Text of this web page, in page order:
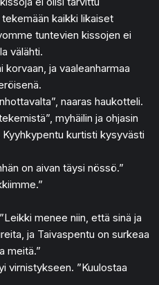
kaikki likaiset
tuntevien kissojen ei
välähti.
korvaan, ja vaaleanharmaa
naaras haukotteli.
myhäilin ja ohjasin
kurtisti kysyvästi
on aivan täysi nössö.”
menee niin, että sinä ja
ja Taivaspentu on surkeaa
meitä.”
virnistykseen. ”Kuulostaa